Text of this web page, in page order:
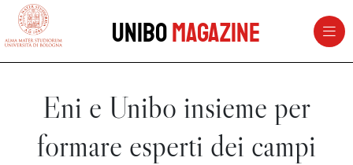
vai al contenuto della pagina
UniboMagazine
Eni e Unibo insieme per
formare esperti dei campi